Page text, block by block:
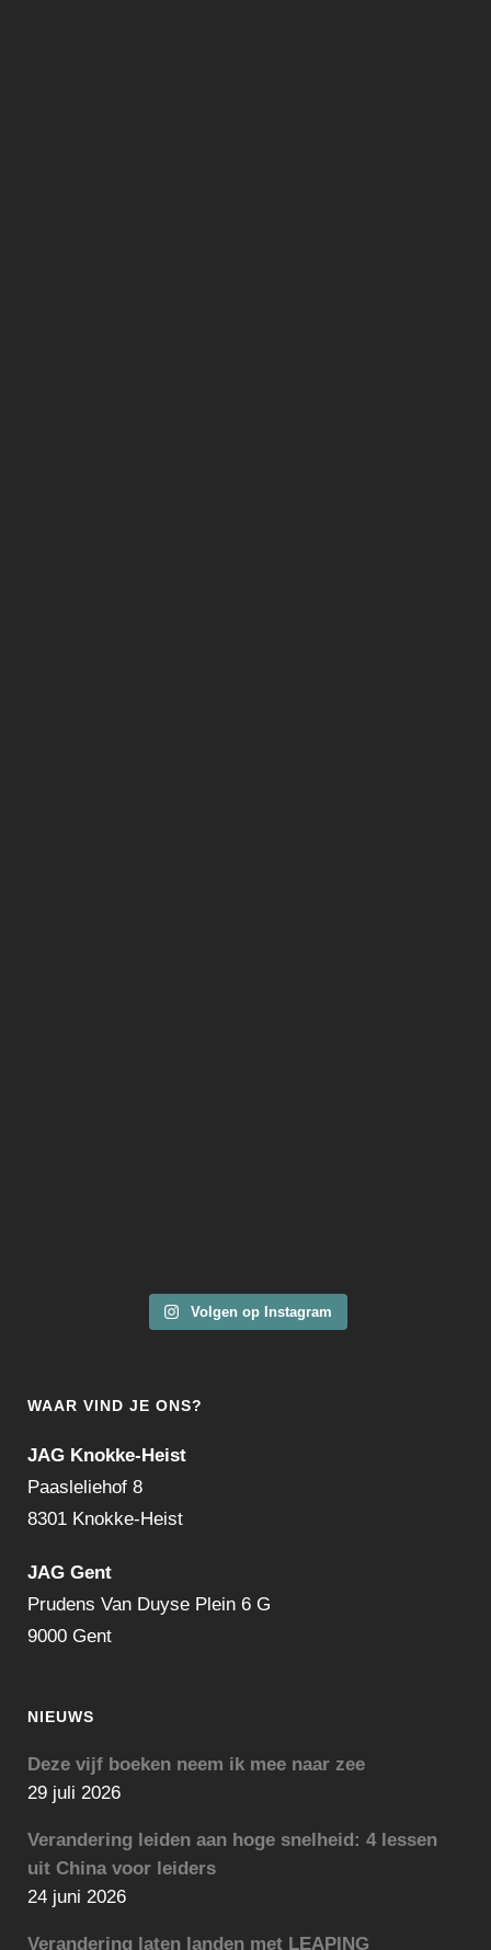
Volgen op Instagram
WAAR VIND JE ONS?
JAG Knokke-Heist
Paasleliehof 8
8301 Knokke-Heist
JAG Gent
Prudens Van Duyse Plein 6 G
9000 Gent
NIEUWS
Deze vijf boeken neem ik mee naar zee
29 juli 2026
Verandering leiden aan hoge snelheid: 4 lessen
uit China voor leiders
24 juni 2026
Verandering laten landen met LEAPING